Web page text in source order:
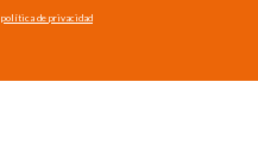
política de privacidad